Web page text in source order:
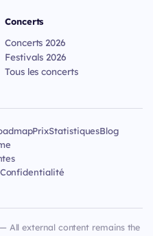
Concerts
Concerts 2026
Festivals 2026
Tous les concerts
PrixStatistiquesBlog
All external content remains the